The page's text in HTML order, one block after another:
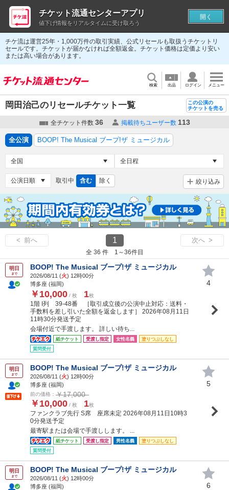
チケ流は運営25年・1,000万件の取引実績、公式リセールも取扱うチケットリ
セールです。チケットが届かなければ全額返金。チケット価格は定価より安い
または高い場合があります。
検索 出品 ログイン メニュー
岡田治己のリセールチケット一覧
この公演の
チケットを売る
全チケット件数 36 掲載待ちユーザー数 113
全公演 BOOP! The Musical ブープ!ザ ミュージカル
取引中 含む 除く 絞り込み
< 前へ 1 次へ >
全 36 件 1～36件目
明日
まで
BOOP! The Musical ブープ!ザ ミュージカル
2026/08/11 (火) 12時00分
博多座 (福岡)
￥10,000 / 枚 1枚
1階 I列 39-48番 ［取引成立後の公演中止対応：送料・
手数料を差し引いた全額を返金します］ 2026年08月11日
11時30分発送予定
会場付近で手渡します。 詳しい待ち...
紙チケット 受渡し指定 女性名義
塗りつぶしなし
質問受付
4
明日
まで
BOOP! The Musical ブープ!ザ ミュージカル
2026/08/11 (火) 12時00分
博多座 (福岡)
前の価格： ￥17,000
￥10,000 / 枚 1枚
ファンクラブ先行 S席 座席未定 2026年08月11日10時3
0分発送予定
最寄駅または会場で手渡しします。 ...
紙チケット 受渡し指定 男性名義
塗りつぶしなし
質問受付
5
明日
まで
BOOP! The Musical ブープ!ザ ミュージカル
2026/08/11 (火) 12時00分
博多座 (福岡)
6
チケット流通センターアプリ
値下げ情報をリアルタイムに受け取ろう
開く